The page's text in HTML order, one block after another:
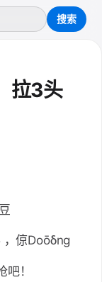
拉3头
倞Doōδng
！